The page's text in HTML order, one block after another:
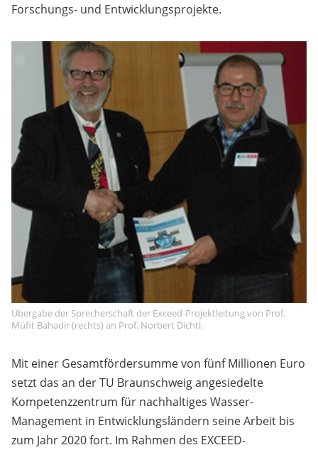
Forschungs- und Entwicklungsprojekte.
Übergabe der Sprecherschaft der Exceed-Projektleitung von Prof.
Müfit Bahadir (rechts) an Prof. Norbert Dichtl.
Mit einer Gesamtfördersumme von fünf Millionen Euro
setzt das an der TU Braunschweig angesiedelte
Kompetenzzentrum für nachhaltiges Wasser-
Management in Entwicklungsländern seine Arbeit bis
zum Jahr 2020 fort. Im Rahmen des EXCEED-